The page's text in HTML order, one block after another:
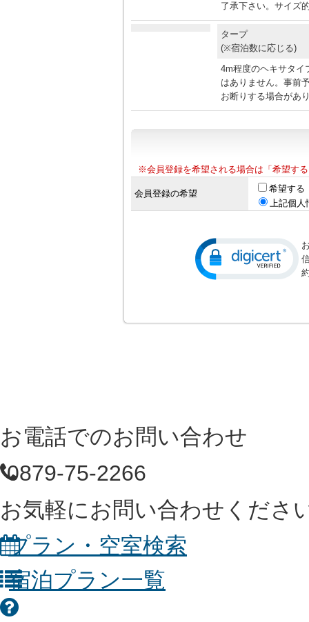
了承下さい。サイズ
タープ
(※宿泊数に応じる)
4m程度のヘキサタイ
はありません。事前
お断りする場合があ
※会員登録を希望される場合は「希望す
会員登録の希望
希望する
上記個
お電話でのお問い合わせ
0879-75-2266
お気軽にお問い合わせくださ
プラン・空室検索
宿泊プラン一覧